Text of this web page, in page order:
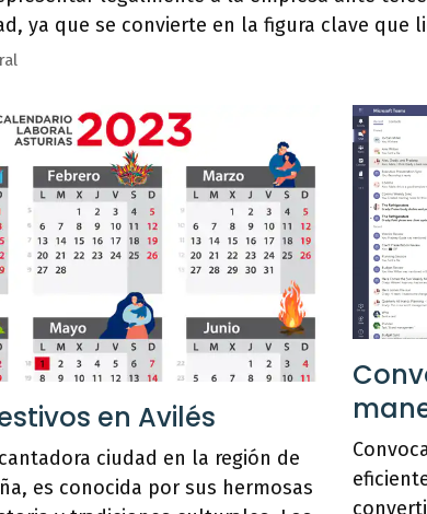
ya que se convierte en la figura clave que
en Avilés
ciudad en la región de
es conocida por sus hermosas